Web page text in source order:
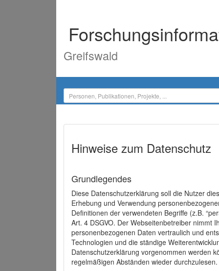
Greifswald
Hinweise zum Datenschutz
Grundlegendes
Diese Datenschutzerklärung soll die Nutzer
Erhebung und Verwendung
Definitionen der verwendeten Begriffe (z.B.
Art. 4 DSGVO. Der Webseitenbetreiber nimmt
personenbezogenen Daten vertraulich und
Technologien und die ständige
Datenschutzerklärung vorgenommen werden
regelmäßigen Abständen wieder durchzulesen.